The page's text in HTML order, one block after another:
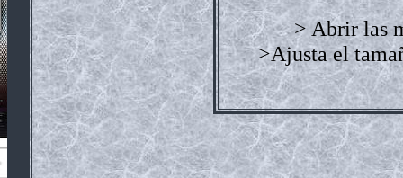
> Abrir las
>Ajusta el